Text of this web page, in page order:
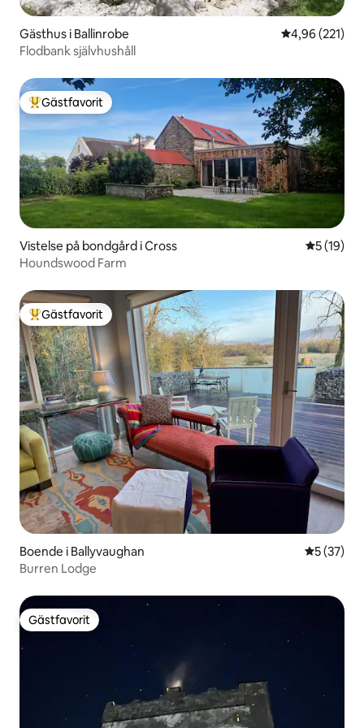
Gästhus i Ballinrobe 4,96 av 5 i
4,96 (221)
Flodbank självhushåll
Populär gästfavorit
Gästfavorit
Vistelse på bondgård i Cross 5 av 5 i
5 (19)
Houndswood Farm
Populär gästfavorit
Gästfavorit
Boende i Ballyvaughan 5 av 5 i
5 (37)
Burren Lodge
Gästfavorit
Gästfavorit